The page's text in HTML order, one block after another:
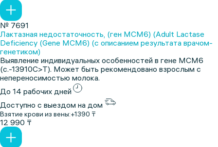
№ 7691
Лактазная недостаточность, (ген MCM6) (Adult Lactase
Deficiency (Gene MCM6) (с описанием результата врачом-
генетиком)
Выявление индивидуальных особенностей в гене MCM6
(c.-13910C>T). Может быть рекомендовано взрослым с
непереносимостью молока.
До 14 рабочих дней
Доступно с выездом на дом
Взятие крови из вены:+1390 ₸
12 990 ₸